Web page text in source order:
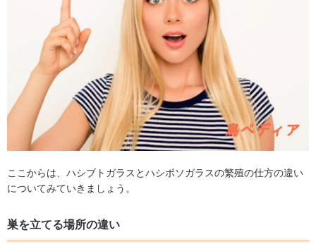
ここからは、ハシブトガラスとハシボソガラスの繁殖の仕方の違い
についてみていきましょう。
巣を立てる場所の違い